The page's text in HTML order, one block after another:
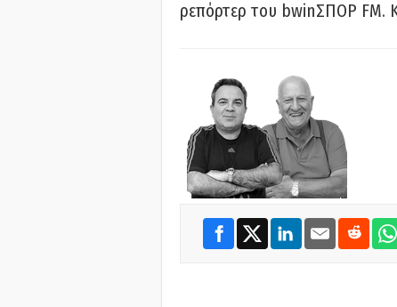
ρεπόρτερ του bwinΣΠΟΡ FM.